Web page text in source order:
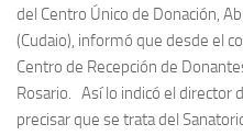
del Centro Único de Donación,
(Cudaio), informó que desde el
Centro de Recepción de
Rosario. Así lo indicó el director
precisar que se trata del